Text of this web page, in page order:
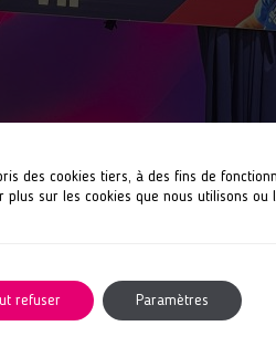
des cookies tiers, à des fins de
plus sur les cookies que nous utilisons ou
refuser Paramètres